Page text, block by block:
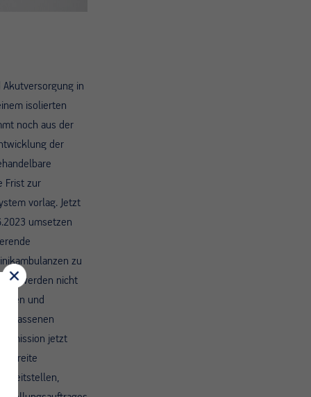
in
isolierten
noch aus der
der
Frist zur
vorlag. Jetzt
umsetzen
zu
werden nicht
und
jetzt
breite
Leitstellen,